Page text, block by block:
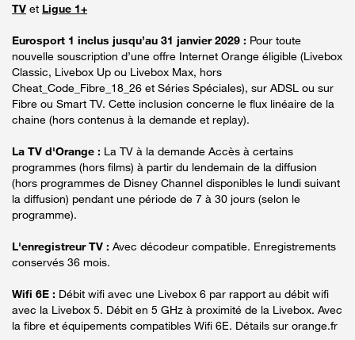
TV et Ligue 1+
Eurosport 1 inclus jusqu’au 31 janvier 2029 : Pour toute
nouvelle souscription d’une offre Internet Orange éligible (Livebox
Classic, Livebox Up ou Livebox Max, hors
Cheat_Code_Fibre_18_26 et Séries Spéciales), sur ADSL ou sur
Fibre ou Smart TV. Cette inclusion concerne le flux linéaire de la
chaine (hors contenus à la demande et replay).
La TV d'Orange : La TV à la demande Accès à certains
programmes (hors films) à partir du lendemain de la diffusion
(hors programmes de Disney Channel disponibles le lundi suivant
la diffusion) pendant une période de 7 à 30 jours (selon le
programme).
L'enregistreur TV : Avec décodeur compatible. Enregistrements
conservés 36 mois.
Wifi 6E : Débit wifi avec une Livebox 6 par rapport au débit wifi
avec la Livebox 5. Débit en 5 GHz à proximité de la Livebox. Avec
la fibre et équipements compatibles Wifi 6E. Détails sur orange.fr